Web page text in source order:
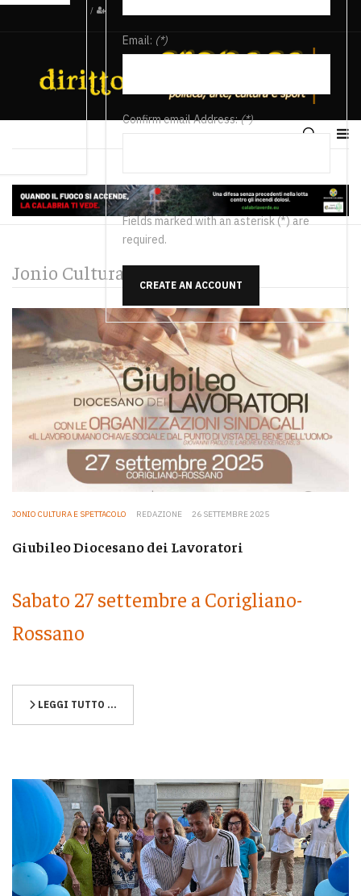
/
Email: (*)
Confirm email Address:(*)
Fields marked with an asterisk (*) are
required.
CREATE AN ACCOUNT
Jonio Cultura e Spettacolo
JONIO CULTURA E SPETTACOLO REDAZIONE 26 SETTEMBRE 2025
Giubileo Diocesano dei Lavoratori
Sabato 27 settembre a Corigliano-
Rossano
LEGGI TUTTO …